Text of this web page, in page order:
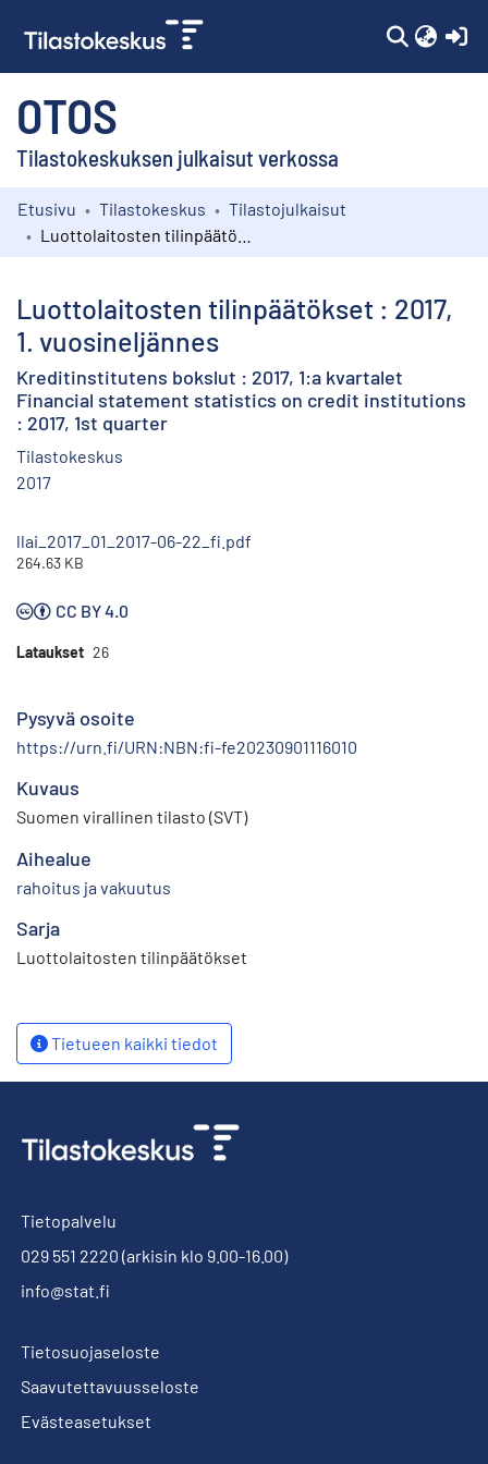
OTOS
Tilastokeskuksen julkaisut verkossa
Kokoelmat
Etusivu Tilastokeskus
Tilastojulkaisut
Luottolaitosten tilinpäätökset : 2017,
1. vuosineljännes
Kreditinstitutens bokslut : 2017, 1:a kvartalet
Financial statement statistics on credit institutions
: 2017, 1st quarter
Tilastokeskus
2017
llai_2017_01_2017-06-22_fi.pdf
264.63 KB
CC BY 4.0
Lataukset 26
Pysyvä osoite
https://urn.fi/URN:NBN:fi-fe20230901116010
Kuvaus
Suomen virallinen tilasto (SVT)
Aihealue
rahoitus ja vakuutus
Sarja
Luottolaitosten tilinpäätökset
Tietueen kaikki tiedot
Tietopalvelu
029 551 2220 (arkisin klo 9.00-16.00)
info@stat.fi
Tietosuojaseloste
Saavutettavuusseloste
Evästeasetukset